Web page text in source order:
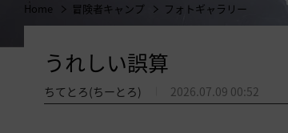
Home 冒険者キャンプ フォトギャラリー
うれしい誤算
ちてとろ(ちーとろ) 2026.07.09 00:52